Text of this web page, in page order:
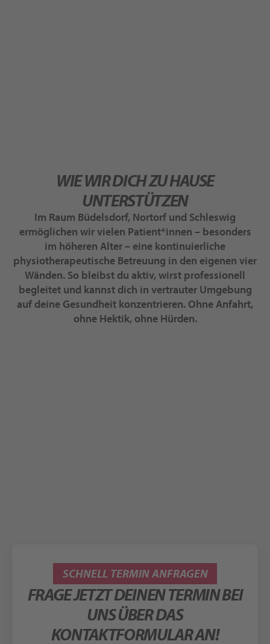
WIE WIR DICH ZU HAUSE
UNTERSTÜTZEN
Im Raum Büdelsdorf, Nortorf und Schleswig
ermöglichen wir vielen Patient*innen – besonders
im höheren Alter – eine kontinuierliche
physiotherapeutische Betreuung in den eigenen vier
Wänden. So bleibst du aktiv, wirst professionell
begleitet und kannst dich in vertrauter Umgebung
auf deine Gesundheit konzentrieren. Ohne Anfahrt,
ohne Hektik, ohne Hürden.
SCHNELL TERMIN ANFRAGEN
FRAGE JETZT DEINEN TERMIN BEI
UNS ÜBER DAS
KONTAKTFORMULAR AN!